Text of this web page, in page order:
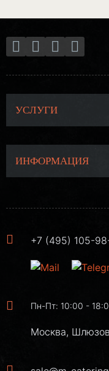
УСЛУГИ
ИНФОРМАЦИЯ
+7 (495) 105-
Пн-Пт: 10:00 -
Москва,